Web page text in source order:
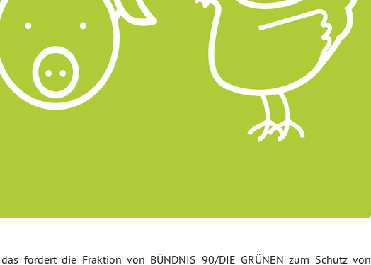
fordert die Fraktion von BÜNDNIS 90/DIE GRÜNEN zum Schutz von